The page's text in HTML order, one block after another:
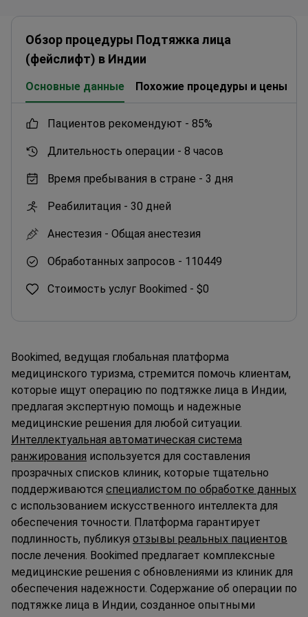
Обзор процедуры Подтяжка лица
(фейслифт) в Индии
Основные данные Похожие процедуры и цены
пациентов рекомендуют - 85%
Длительность операции - 8 часов
Время пребывания в стране - 3 дня
Реабилитация - 30 дней
Анестезия - Общая анестезия
Обработанных запросов - 110449
Стоимость услуг Bookimed - $0
Bookimed, ведущая глобальная платформа
медицинского туризма, стремится помочь клиентам,
которые ищут операцию по подтяжке лица в Индии,
предлагая экспертную помощь и надежные
медицинские решения для любой ситуации.
Интеллектуальная автоматическая система
ранжирования используется для составления
прозрачных списков клиник, которые тщательно
поддерживаются специалистом по обработке данных
с использованием искусственного интеллекта для
обеспечения точности. Платформа гарантирует
подлинность, публикуя отзывы реальных пациентов
после лечения. Bookimed предлагает комплексные
медицинские решения с обновлениями из клиник для
обеспечения надежности. Содержание об операции по
подтяжке лица в Индии, созданное опытными